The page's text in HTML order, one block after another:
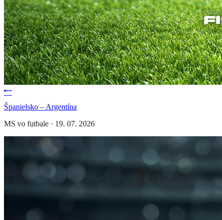
Španielsko – Argentína
MS vo futbale · 19. 07. 2026